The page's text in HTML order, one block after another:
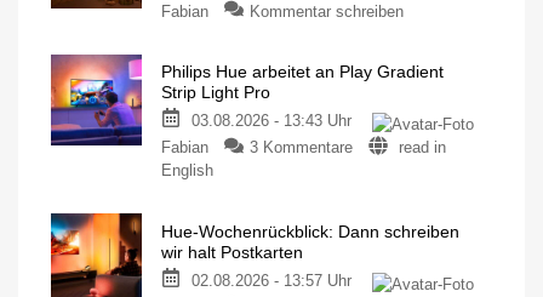
Fabian
Kommentar schreiben
Philips Hue arbeitet an Play Gradient
Strip Light Pro
03.08.2026 - 13:43 Uhr
Fabian
3 Kommentare
read in
English
Hue-Wochenrückblick: Dann schreiben
wir halt Postkarten
02.08.2026 - 13:57 Uhr